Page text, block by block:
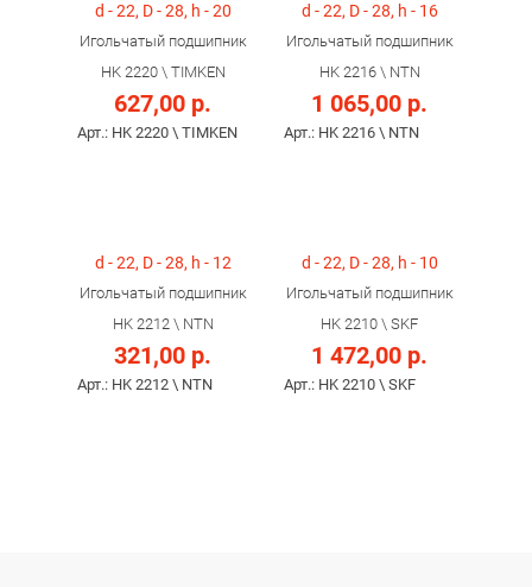
d - 22, D - 28, h - 20
Игольчатый подшипник
HK 2220 \ TIMKEN
627,00 р.
Арт.: HK 2220 \ TIMKEN
d - 22, D - 28, h - 16
Игольчатый подшипник
HK 2216 \ NTN
1 065,00 р.
Арт.: HK 2216 \ NTN
d - 22, D - 28, h - 12
Игольчатый подшипник
HK 2212 \ NTN
321,00 р.
Арт.: HK 2212 \ NTN
d - 22, D - 28, h - 10
Игольчатый подшипник
HK 2210 \ SKF
1 472,00 р.
Арт.: HK 2210 \ SKF